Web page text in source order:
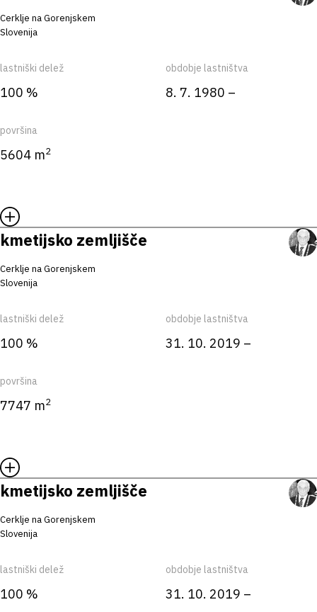
Cerklje na Gorenjskem
Slovenija
lastniški delež
100 %
obdobje lastništva
8. 7. 1980 –
površina
5604 m2
kmetijsko zemljišče
Cerklje na Gorenjskem
Slovenija
lastniški delež
100 %
obdobje lastništva
31. 10. 2019 –
površina
7747 m2
kmetijsko zemljišče
Cerklje na Gorenjskem
Slovenija
lastniški delež
100 %
obdobje lastništva
31. 10. 2019 –